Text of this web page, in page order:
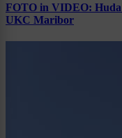
FOTO in VIDEO: Huda
UKC Maribor